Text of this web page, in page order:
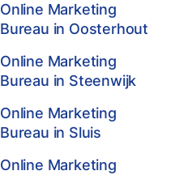
Online Marketing
Bureau in Oosterhout
Online Marketing
Bureau in Steenwijk
Online Marketing
Bureau in Sluis
Online Marketing